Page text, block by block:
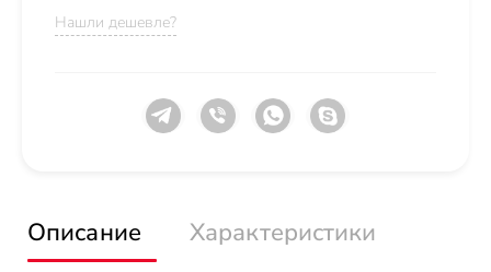
Нашли дешевле?
Описание
Характеристики